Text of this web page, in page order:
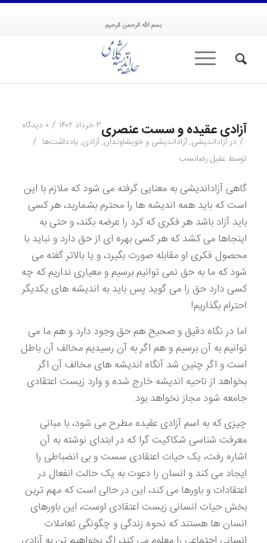
حلقه اندیشه کلامی
بسم الله الرحمن الرحیم
آزادی عقیده و سست عنصری۳ خرداد ۱۴۰۲ / ۰ دیدگاه
/ در آزاداندیشی,آزاداندیشی و خویشاوندان,آزادی, یادداشت‌ها /
توسط عقیل رضانسب
گاهی آزاداندیشی به معنایی گرفته می شود که ملازم با این
است که باید همه اندیشه ها را محترم بشمارید، هر کسی
باید آزاد باشد هر فکری که کرد را عرضه بکند، و حتی به
اینجاها می کشد که هر کسی بهره ای از حق دارد و نباید با
محصول فکری او مقابله صورت بگیرد، و یا بالاتر گفته می
شود که ما به حق نمی توانیم برسیم و معیاری نداریم که چه
کسی دارد حق را می گوید پس باید به اندیشه های یکدیگر
احترام بگذاریم!
اما در نگاه دقیق و صحیح هم حق وجود دارد و هم ما می
توانیم به آن برسیم و هم اگر به آن رسیدیم مخالف آن باطل
است و اگر چنین شد آنگاه اندیشه های مخالف آن اگر
بخواهد از ناحیه اندیشه خارج شده و وارد زیست اعتقادی
جامعه شود مجاز نخواهد بود.
چیزی که به اسم آزادی عقیده مطرح می شود، با مبانی
معرفت شناسی شکاکیت گرا که در ابتدای نوشته به آن
اشاره رفت، یک حیات اعتقادی سست و بی انضباطی را
ایجاد می کند و انسان را دعوت به یک حالت انفعال در
اعتقادات و باورها می کند، این در حالی است که مهم ترین
بخش حیات انسانی زیست اعتقادی اوست، این باورهای
انسان ها هستند که نحوه زندگی و چگونگی تعاملات